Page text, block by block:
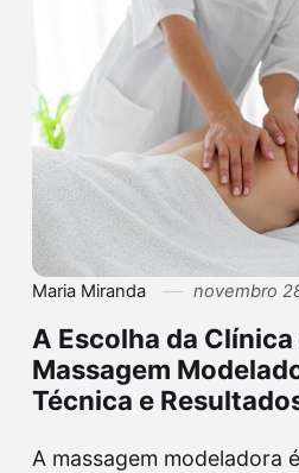
Maria Miranda novembro
A Escolha da Clínica
Massagem
Técnica e
A massagem modeladora